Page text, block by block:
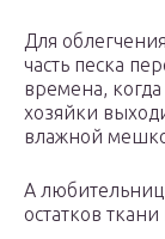
Для
часть песка
времена,
хозяйки
влажной
А
остатков